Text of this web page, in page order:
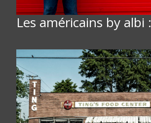
Les américains by albi :